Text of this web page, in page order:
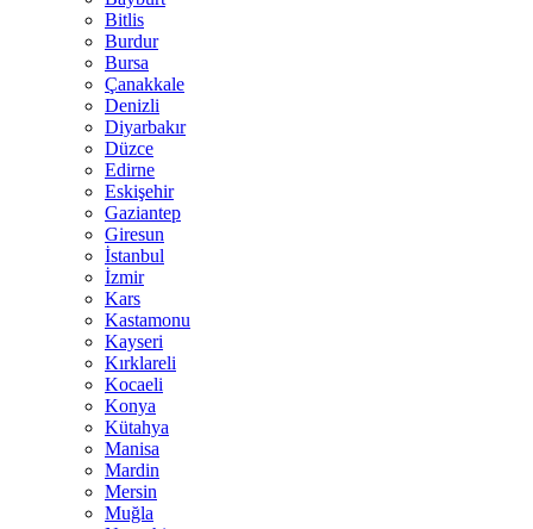
Bitlis
Burdur
Bursa
Çanakkale
Denizli
Diyarbakır
Düzce
Edirne
Eskişehir
Gaziantep
Giresun
İstanbul
İzmir
Kars
Kastamonu
Kayseri
Kırklareli
Kocaeli
Konya
Kütahya
Manisa
Mardin
Mersin
Muğla